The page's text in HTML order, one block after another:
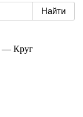
— Круг